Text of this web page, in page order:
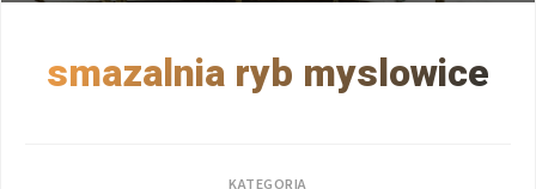
smazalnia ryb myslowice
KATEGORIA